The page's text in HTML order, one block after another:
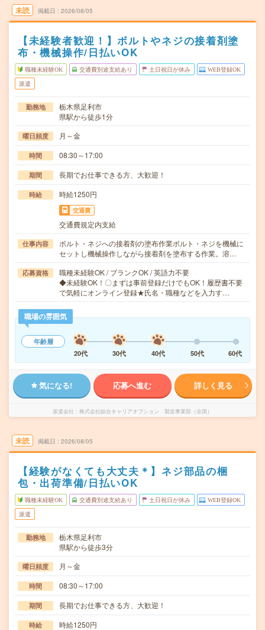
未読 掲載日 2026/08/05
【未経験者歓迎！】ボルトやネジの接着剤塗
布・機械操作/日払いOK
職種未経験OK 交通費別途支給あり 土日祝日が休み WEB登録OK
派遣
勤務地
栃木県足利市
県駅から徒歩1分
曜日頻度 月～金
時間 08:30～17:00
期間 長期でお仕事できる方、大歓迎！
時給 時給1250円
交通費
交通費規定内支給
仕事内容
ボルト・ネジへの接着剤の塗布作業ボルト・ネジを機械に
セットし機械操作しながら接着剤を塗布する作業。溶…
応募資格
職種未経験OK / ブランクOK / 英語力不要
◆未経験OK！〇まずは事前登録だけでもOK！履歴書不要
で気軽にオンライン登録★氏名・職種などを入力す…
職場の雰囲気
年齢層
20代
30代 40代 50代 60代
気になる! 応募へ進む 詳しく見る
派遣会社 株式会社綜合キャリアオプション 製造事業部（全国）
未読 掲載日 2026/08/05
【経験がなくても大丈夫＊】ネジ部品の梱
包・出荷準備/日払いOK
職種未経験OK 交通費別途支給あり 土日祝日が休み WEB登録OK
派遣
勤務地
栃木県足利市
県駅から徒歩3分
曜日頻度 月～金
時間 08:30～17:00
期間 長期でお仕事できる方、大歓迎！
時給 時給1250円